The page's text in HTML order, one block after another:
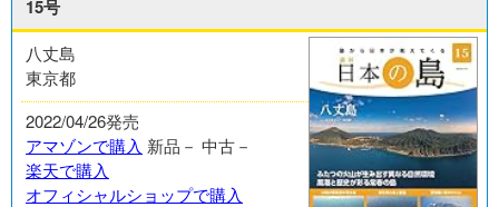
15号
八丈島
東京都
2022/04/26発売
アマゾンで購入 新品－ 中古－
楽天で購入
オフィシャルショップで購入